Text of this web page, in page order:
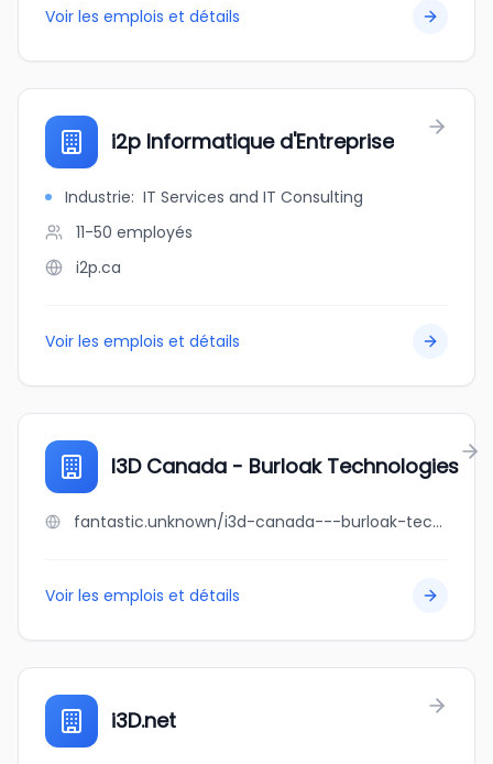
Voir les emplois et détails
i2p Informatique d'Entreprise
Industrie: IT Services and IT Consulting
11-50 employés
i2p.ca
Voir les emplois et détails
I3D Canada - Burloak Technologies
fantastic.unknown/i3d-canada---burloak-technologies
Voir les emplois et détails
i3D.net